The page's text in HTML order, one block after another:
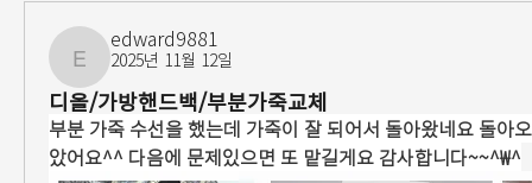
edward9881
edward9881
2025년 11월 12일
디올/가방핸드백/부분가죽교체
부분 가죽 수선을 했는데 가죽이 잘 되어서 돌아왔네요 돌아
았어요^^ 다음에 문제있으면 또 맡길게요 감사합니다~~^₩^